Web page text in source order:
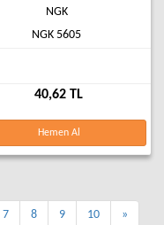
NGK
NGK 5605
40,62 TL
Hemen Al
7 8 9 10 »